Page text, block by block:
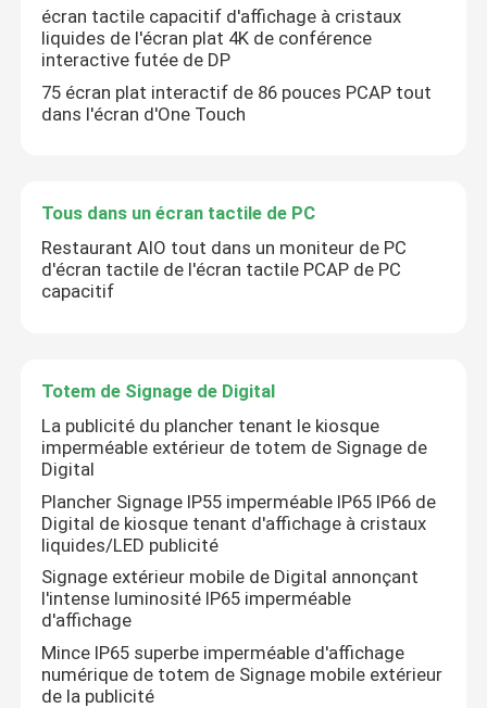
écran tactile capacitif d'affichage à cristaux
liquides de l'écran plat 4K de conférence
interactive futée de DP
75 écran plat interactif de 86 pouces PCAP tout
dans l'écran d'One Touch
Tous dans un écran tactile de PC
Restaurant AIO tout dans un moniteur de PC
d'écran tactile de l'écran tactile PCAP de PC
capacitif
Totem de Signage de Digital
La publicité du plancher tenant le kiosque
imperméable extérieur de totem de Signage de
Digital
Plancher Signage IP55 imperméable IP65 IP66 de
Digital de kiosque tenant d'affichage à cristaux
liquides/LED publicité
Signage extérieur mobile de Digital annonçant
l'intense luminosité IP65 imperméable
d'affichage
Mince IP65 superbe imperméable d'affichage
numérique de totem de Signage mobile extérieur
de la publicité